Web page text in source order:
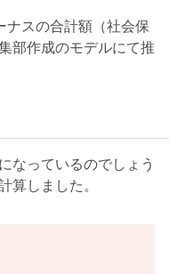
スの合計額（社会保
部作成のモデルにて推
なっているのでしょう
算しました。